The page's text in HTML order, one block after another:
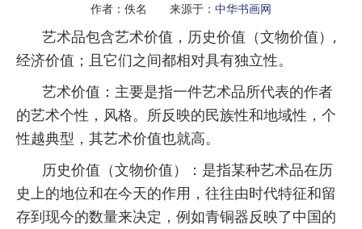
作者：佚名 来源于： 中华书画网
艺术品包含艺术价值，历史价值（文物价值）,
经济价值；且它们之间都相对具有独立性。
艺术价值：主要是指一件艺术品所代表的作者
的艺术个性，风格。所反映的民族性和地域性，个
性越典型，其艺术价值也就高。
历史价值（文物价值）：是指某种艺术品在历
史上的地位和在今天的作用，往往由时代特征和留
存到现今的数量来决定，例如青铜器反映了中国的